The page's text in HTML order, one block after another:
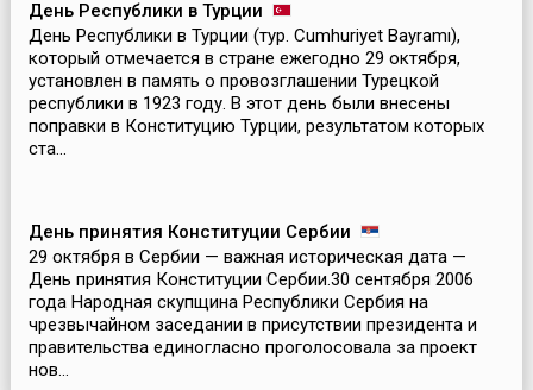
День Республики в Турции
День Республики в Турции (тур. Cumhuriyet Bayramı),
который отмечается в стране ежегодно 29 октября,
установлен в память о провозглашении Турецкой
республики в 1923 году. В этот день были внесены
поправки в Конституцию Турции, результатом которых
ста...
День принятия Конституции Сербии
29 октября в Сербии — важная историческая дата —
День принятия Конституции Сербии.30 сентября 2006
года Народная скупщина Республики Сербия на
чрезвычайном заседании в присутствии президента и
правительства единогласно проголосовала за проект
нов...